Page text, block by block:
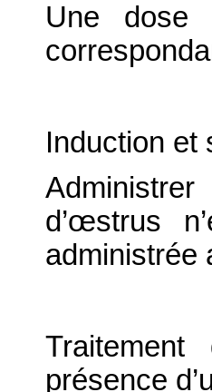
Une dose
Induction et
d’œstrus
administrée
présence